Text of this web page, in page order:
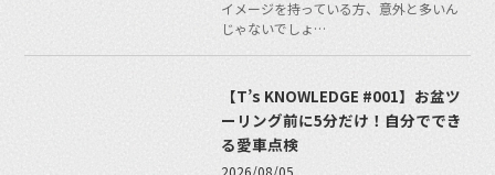
イメージを持っている方、意外と多いん
じゃないでしょ…
【T’s KNOWLEDGE #001】お盆ツ
ーリング前に5分だけ！自分ででき
る愛車点検
2026/08/05